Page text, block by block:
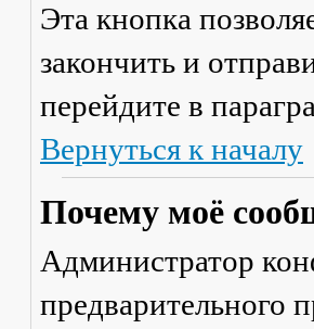
Эта кнопка
закончить и
перейдите в
Вернуться к началу
Почему моё
Администратор
предварительного